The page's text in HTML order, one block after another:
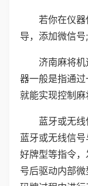
若你在仪
导，添加微信
济南麻将
器一般是指通
就能实现控制麻
蓝牙或无
蓝牙或无线信
好牌型等指令
号后驱动内部微